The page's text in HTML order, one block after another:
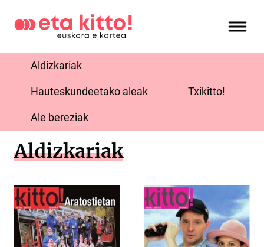
Aldizkariak
Hauteskundeetako aleak Txikitto!
Ale bereziak
Aldizkariak